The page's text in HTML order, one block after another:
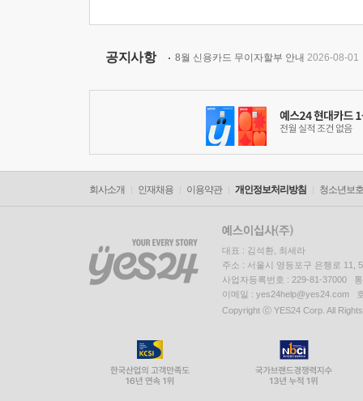
공지사항 8월 신용카드 무이자할부 안내 2026-08-01
회사소개 인재채용 이용약관 개인정보처리방침 청소년보
대표 : 김석환, 최세라
주소 : 서울시 영등포구 은행로 11,
사업자등록번호 : 229-81-37000
이메일 : yes24help@yes24.com
Copyright ⓒ YES24 Corp. All